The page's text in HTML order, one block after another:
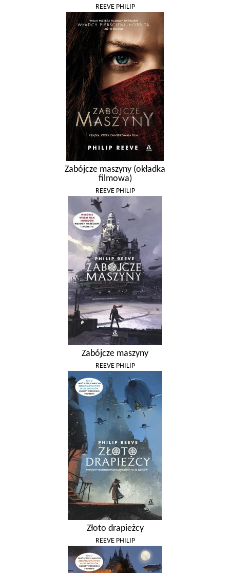
REEVE PHILIP
Zabójcze maszyny (okładka
filmowa)
REEVE PHILIP
Zabójcze maszyny
REEVE PHILIP
Złoto drapieżcy
REEVE PHILIP